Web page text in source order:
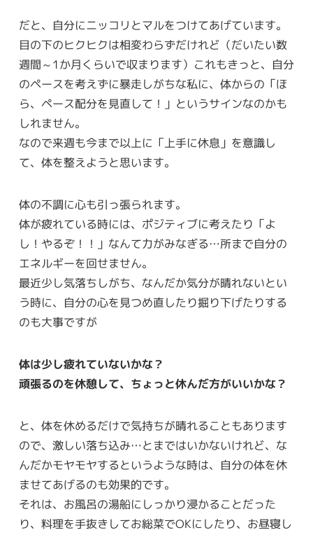
だと、自分にニッコリとマルをつけてあげています。
目の下のヒクヒクは相変わらずだけれど（だいたい数
週間～1か月くらいで収まります）これもきっと、自分
のペースを考えずに暴走しがちな私に、体からの「ほ
ら、ペース配分を見直して！」というサインなのかも
しれません。
なので来週も今まで以上に「上手に休息」を意識し
て、体を整えようと思います。
体の不調に心も引っ張られます。
体が疲れている時には、ポジティブに考えたり「よ
し！やるぞ！！」なんて力がみなぎる…所まで自分の
エネルギーを回せません。
最近少し気落ちしがち、なんだか気分が晴れないとい
う時に、自分の心を見つめ直したり掘り下げたりする
のも大事ですが
体は少し疲れていないかな？
頑張るのを休憩して、ちょっと休んだ方がいいかな？
と、体を休めるだけで気持ちが晴れることもあります
ので、激しい落ち込み…とまではいかないけれど、な
んだかモヤモヤするというような時は、自分の体を休
ませてあげるのも効果的です。
それは、お風呂の湯船にしっかり浸かることだった
り、料理を手抜きしてお総菜でOKにしたり、お昼寝し